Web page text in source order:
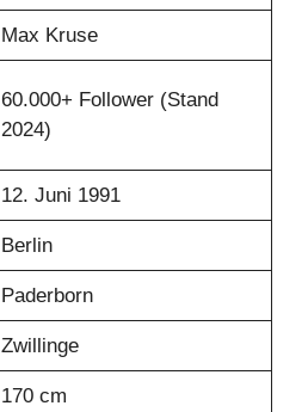
Max Kruse
60.000+ Follower (Stand
2024)
12. Juni 1991
Berlin
Paderborn
Zwillinge
170 cm